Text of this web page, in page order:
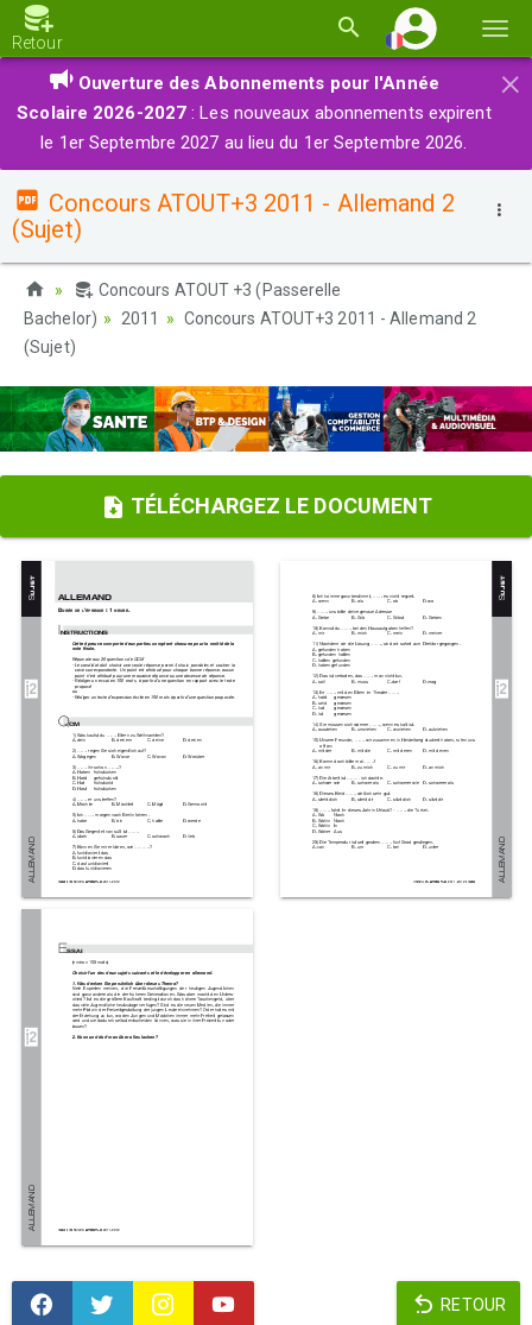
la
Retour
×
Ouverture des Abonnements pour l'Année
Scolaire 2026-2027 : Les nouveaux abonnements expirent
le 1er Septembre 2027 au lieu du 1er Septembre 2026.
Concours ATOUT+3 2011 - Allemand 2
(Sujet)
Concours ATOUT +3 (Passerelle
Bachelor)
2011
Concours ATOUT+3 2011 - Allemand 2
(Sujet)
TÉLÉCHARGEZ LE DOCUMENT
RETOUR